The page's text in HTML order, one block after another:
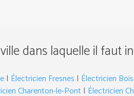
dans laquelle il faut
| Électricien Fresnes | Électricien
Charenton-le-Pont | Électricien